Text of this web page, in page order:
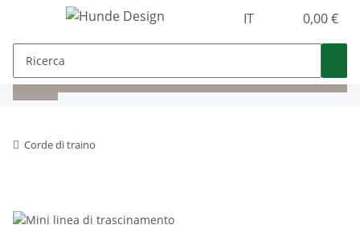
IT 0,00 €
Corde di traino